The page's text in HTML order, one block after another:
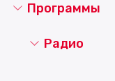
Программы
Радио